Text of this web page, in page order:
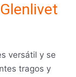
versátil y se
tragos y